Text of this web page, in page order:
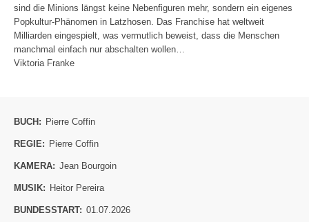
sind die Minions längst keine Nebenfiguren mehr, sondern ein eigenes
Popkultur-Phänomen in Latzhosen. Das Franchise hat weltweit
Milliarden eingespielt, was vermutlich beweist, dass die Menschen
manchmal einfach nur abschalten wollen…
Viktoria Franke
BUCH: Pierre Coffin
REGIE: Pierre Coffin
KAMERA: Jean Bourgoin
MUSIK: Heitor Pereira
BUNDESSTART: 01.07.2026